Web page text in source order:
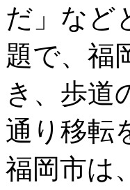
だ」など
題で、福
き、歩道
通り移転
福岡市は